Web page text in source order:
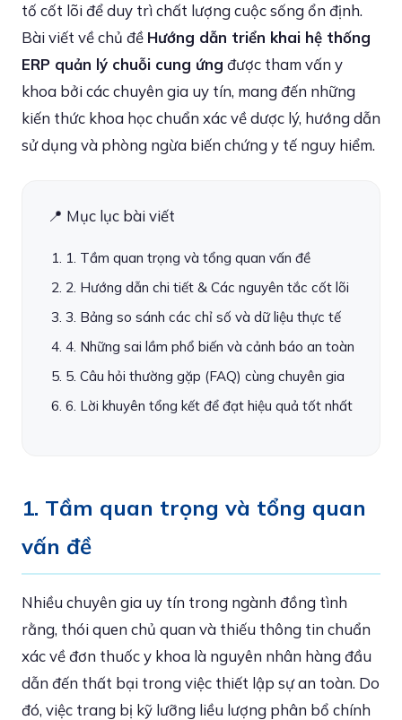
tố cốt lõi để duy trì chất lượng cuộc sống ổn định.
Bài viết về chủ đề Hướng dẫn triển khai hệ thống
ERP quản lý chuỗi cung ứng được tham vấn y
khoa bởi các chuyên gia uy tín, mang đến những
kiến thức khoa học chuẩn xác về dược lý, hướng dẫn
sử dụng và phòng ngừa biến chứng y tế nguy hiểm.
📍 Mục lục bài viết
1. Tầm quan trọng và tổng quan vấn đề
2. Hướng dẫn chi tiết & Các nguyên tắc cốt lõi
3. Bảng so sánh các chỉ số và dữ liệu thực tế
4. Những sai lầm phổ biến và cảnh báo an toàn
5. Câu hỏi thường gặp (FAQ) cùng chuyên gia
6. Lời khuyên tổng kết để đạt hiệu quả tốt nhất
1. Tầm quan trọng và tổng quan
vấn đề
Nhiều chuyên gia uy tín trong ngành đồng tình
rằng, thói quen chủ quan và thiếu thông tin chuẩn
xác về đơn thuốc y khoa là nguyên nhân hàng đầu
dẫn đến thất bại trong việc thiết lập sự an toàn. Do
đó, việc trang bị kỹ lưỡng liều lượng phân bổ chính